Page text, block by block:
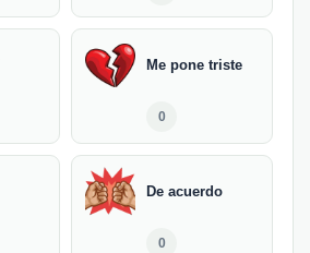
Me pone triste
0
De acuerdo
0